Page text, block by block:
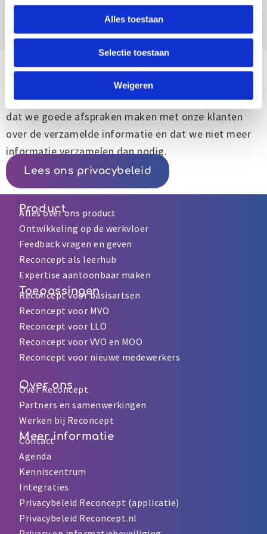
Alles toestaan
Selectie toestaan
Weigeren
Reconcept voldoet aan de AVG
We voldoen aan de AVG (Algemene Verordening
Gegevensbescherming). Dat betekent onder andere
dat we goede afspraken maken met onze klanten
over de verzamelde informatie en dat we niet meer
informatie verzamelen dan nodig.
Lees ons privacybeleid
Product
Alles over ons product
Ontwikkeling op de werkvloer
Feedback vragen en geven
Reconcept als leerhub
Expertise aantoonbaar maken
Toepassingen
Reconcept voor basisartsen
Reconcept voor MVO
Reconcept voor LLO
Reconcept voor VVO en MOO
Reconcept voor nieuwe medewerkers
Over ons
Over Reconcept
Partners en samenwerkingen
Werken bij Reconcept
Meer informatie
Contact
Agenda
Kenniscentrum
Integraties
Privacybeleid Reconcept (applicatie)
Privacybeleid Reconcept.nl